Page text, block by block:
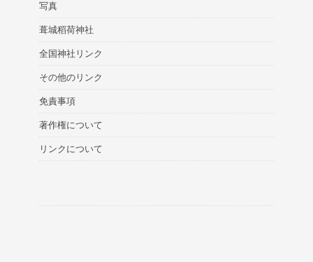
写真
葺城稻荷神社
全国神社リンク
その他のリンク
免責事項
著作権について
リンクについて